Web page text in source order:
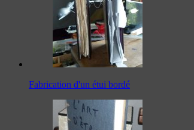
Fabrication d'un étui bordé